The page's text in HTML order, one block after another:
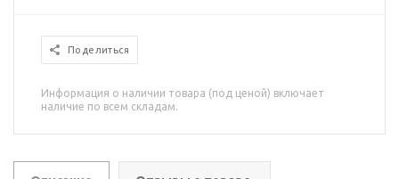
Поделиться
Информация о наличии товара (под ценой) включает
наличие по всем складам.